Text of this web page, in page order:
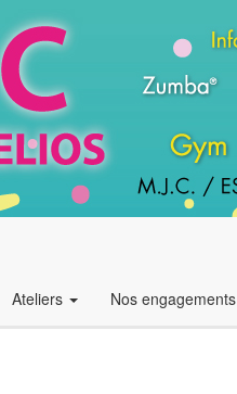
Ateliers Nos engagements